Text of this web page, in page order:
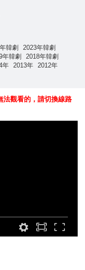
韓劇
2023年韓劇
年韓劇
2018年韓劇
年 2013年
2012年
法觀看的，請切換線路